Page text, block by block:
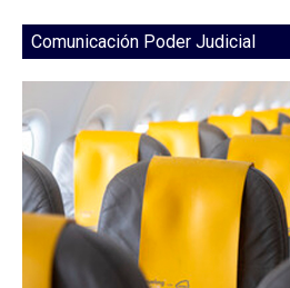
Comunicación Poder Judicial